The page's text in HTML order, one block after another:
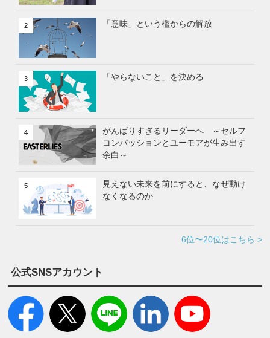
2 「意味」という檻からの解放
3 「やらないこと」を決める
4
がんばりすぎるリーダーへ ～セルフ
コンパッションとユーモアが生み出す
余白～
5
見えない未来を前にすると、なぜ動け
なくなるのか
6位〜20位はこちら >
公式SNSアカウント